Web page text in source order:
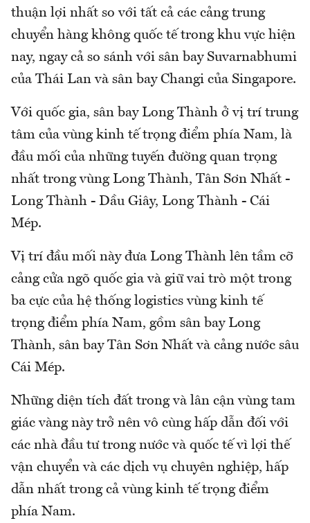
thuận lợi nhất so với tất cả các cảng trung
chuyển hàng không quốc tế trong khu vực hiện
nay, ngay cả so sánh với sân bay Suvarnabhumi
của Thái Lan và sân bay Changi của Singapore.
Với quốc gia, sân bay Long Thành ở vị trí trung
tâm của vùng kinh tế trọng điểm phía Nam, là
đầu mối của những tuyến đường quan trọng
nhất trong vùng Long Thành, Tân Sơn Nhất -
Long Thành - Dầu Giây, Long Thành - Cái
Mép.
Vị trí đầu mối này đưa Long Thành lên tầm cỡ
cảng cửa ngõ quốc gia và giữ vai trò một trong
ba cực của hệ thống logistics vùng kinh tế
trọng điểm phía Nam, gồm sân bay Long
Thành, sân bay Tân Sơn Nhất và cảng nước sâu
Cái Mép.
Những diện tích đất trong và lân cận vùng tam
giác vàng này trở nên vô cùng hấp dẫn đối với
các nhà đầu tư trong nước và quốc tế vì lợi thế
vận chuyển và các dịch vụ chuyên nghiệp, hấp
dẫn nhất trong cả vùng kinh tế trọng điểm
phía Nam.